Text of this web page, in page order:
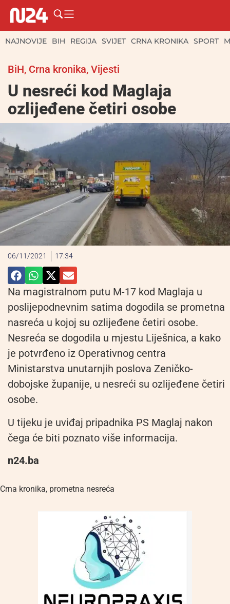
NAJNOVIJE BIH REGIJA SVIJET CRNA KRONIKA SPORT
BiH, Crna kronika, Vijesti
U nesreći kod Maglaja
ozlijeđene četiri osobe
06/11/2021 17:34
Na magistralnom putu M-17 kod Maglaja u
poslijepodnevnim satima dogodila se prometna
nasreća u kojoj su ozlijeđene četiri osobe.
Nesreća se dogodila u mjestu Liješnica, a kako
je potvrđeno iz Operativnog centra
Ministarstva unutarnjih poslova Zeničko-
dobojske županije, u nesreći su ozlijeđene četiri
osobe.
U tijeku je uviđaj pripadnika PS Maglaj nakon
čega će biti poznato više informacija.
n24.ba
Crna kronika, prometna nesreća